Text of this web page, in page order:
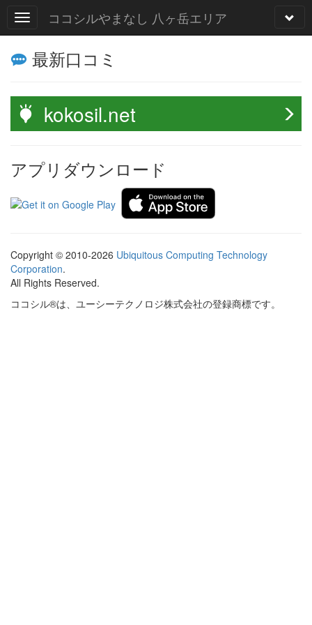
ココシルやまなし 八ヶ岳エリア
最新口コミ
kokosil.net
アプリダウンロード
Copyright © 2010-2026 Ubiquitous Computing Technology
Corporation.
All Rights Reserved.
ココシル®は、ユーシーテクノロジ株式会社の登録商標です。